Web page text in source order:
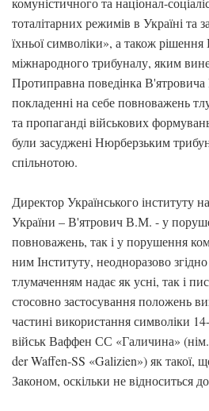
тоталітарних режимів в Україні та
їхньої символіки», а також
міжнародного трибуналу, яким
Протиправна поведінка
покладенні на себе повноважень
та пропаганді військових
були засуджені Нюрберзьким
спільнотою.
Директор Українського інституту
України – В'ятрович В.М. - у
повноважень, так і у порушення
ним Інституту, неодноразово
тлумаченням надає як усні, так і
стосовно застосування положень
частині використання символіки 14-
військ Ваффен СС «Галичина»
der Waffen-SS «Galizien») як такої,
Законом, оскільки не відноситься